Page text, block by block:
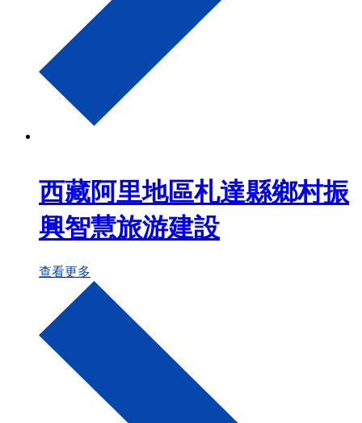
西藏阿里地區札達縣鄉村振
興智慧旅游建設
查看更多